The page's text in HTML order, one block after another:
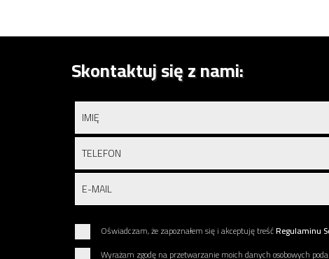
Skontaktuj się z nami:
Oświadczam, że zapoznałem się i akceptuję treśćRegulaminu
Wyrażam zgodę na przetwarzanie moich danych osobowych